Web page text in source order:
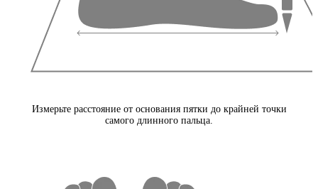
Измерьте расстояние от основания пятки до крайней точки
самого длинного пальца.